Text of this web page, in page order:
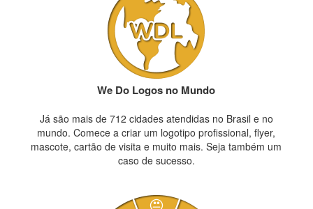
We Do Logos no Mundo
Já são mais de 712 cidades atendidas no Brasil e no
mundo. Comece a criar um logotipo profissional, flyer,
mascote, cartão de visita e muito mais. Seja também um
caso de sucesso.